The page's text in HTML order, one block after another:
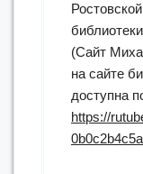
(Сайт
на сайте
доступна
https://